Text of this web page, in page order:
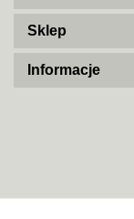
Sklep
Informacje